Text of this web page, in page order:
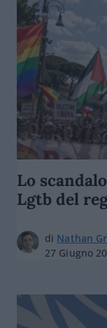
Lo
Lgtb del
di Nathan
27 Giugno